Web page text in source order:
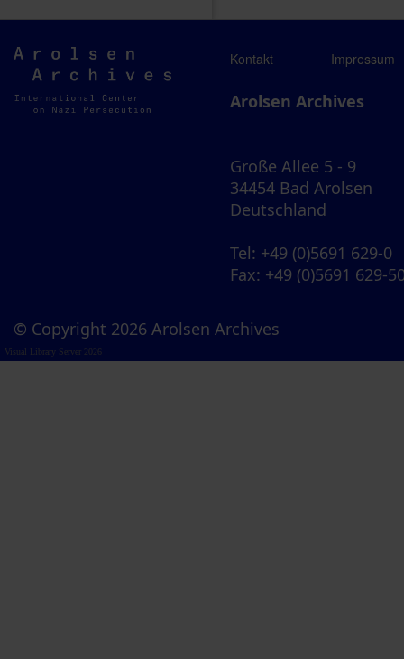
Arolsen
Archives
Kontakt Impressum
Arolsen Archives
Große Allee 5 - 9
34454 Bad Arolsen
Deutschland
Tel: +49 (0)5691 629-0
Fax: +49 (0)5691 629-
© Copyright 2026 Arolsen Archives
Visual Library Server 2026